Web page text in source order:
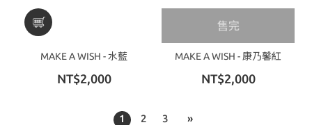
MAKE A WISH - 水藍
NT$2,000
售完
MAKE A WISH - 康乃馨紅
NT$2,000
1 2 3 »